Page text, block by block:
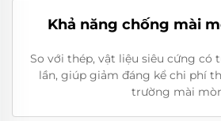
Khả năng chống mài
So với thép, vật liệu siêu cứng có
lần, giúp giảm đáng kể chi phí
trường mài